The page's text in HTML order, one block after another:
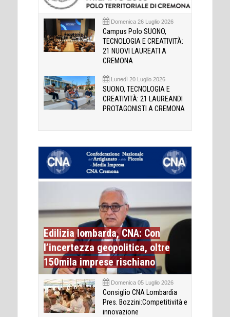
Domenica 26 Luglio 2026
Campus Polo SUONO,
TECNOLOGIA E CREATIVITÀ:
21 NUOVI LAUREATI A
CREMONA
Lunedì 20 Luglio 2026
SUONO, TECNOLOGIA E
CREATIVITÀ: 21 LAUREANDI
PROTAGONISTI A CREMONA
Edilizia lombarda, CNA: Con
l’incertezza geopolitica, oltre
150mila imprese rischiano
Domenica 05 Luglio 2026
Consiglio CNA Lombardia
Pres. Bozzini:Competitività e
innovazione